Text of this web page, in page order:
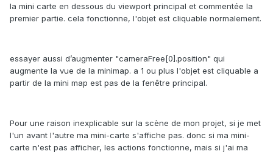
la mini carte en dessous du viewport principal et commentée la
premier partie. cela fonctionne, l'objet est cliquable normalement.
essayer aussi d’augmenter "cameraFree[0].position" qui
augmente la vue de la minimap. a 1 ou plus l'objet est cliquable a
partir de la mini map est pas de la fenêtre principal.
Pour une raison inexplicable sur la scène de mon projet, si je met
l'un avant l'autre ma mini-carte s'affiche pas. donc si ma mini-
carte n'est pas afficher, les actions fonctionne, mais si j'ai ma